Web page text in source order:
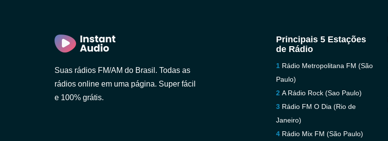
Suas rádios FM/AM do Brasil. Todas as
rádios online em uma página. Super fácil
e 100% grátis.
Principais 5 Estações
de Rádio
Rádio Metropolitana FM (São
Paulo)
A Rádio Rock (Sao Paulo)
Rádio FM O Dia (Rio de
Janeiro)
Rádio Mix FM (São Paulo)